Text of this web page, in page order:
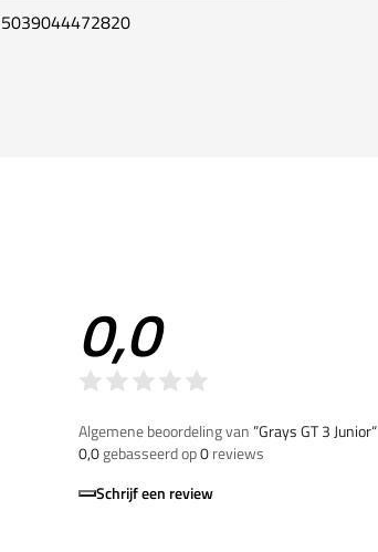
5039044472820
0,0
Algemene beoordeling van”Grays GT 3 Junior“
0,0gebasseerd op0reviews
Schrijf een review